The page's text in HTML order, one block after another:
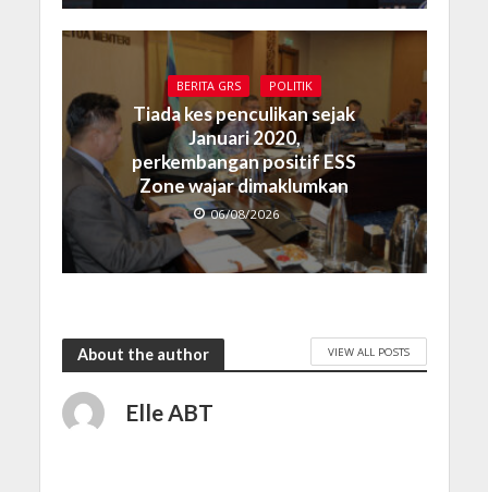
BERITA GRS POLITIK
Tiada kes penculikan sejak
Januari 2020,
perkembangan positif ESS
Zone wajar dimaklumkan
06/08/2026
About the author VIEW ALL POSTS
Elle ABT